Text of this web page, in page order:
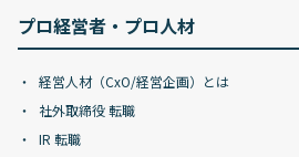
プロ経営者・プロ人材
経営人材（CxO/経営企画）とは
社外取締役 転職
IR 転職